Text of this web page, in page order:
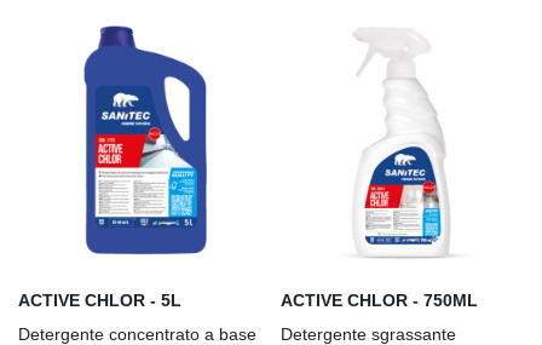
ACTIVE CHLOR - 5L
Detergente concentrato a base
ACTIVE CHLOR - 750ML
Detergente sgrassante